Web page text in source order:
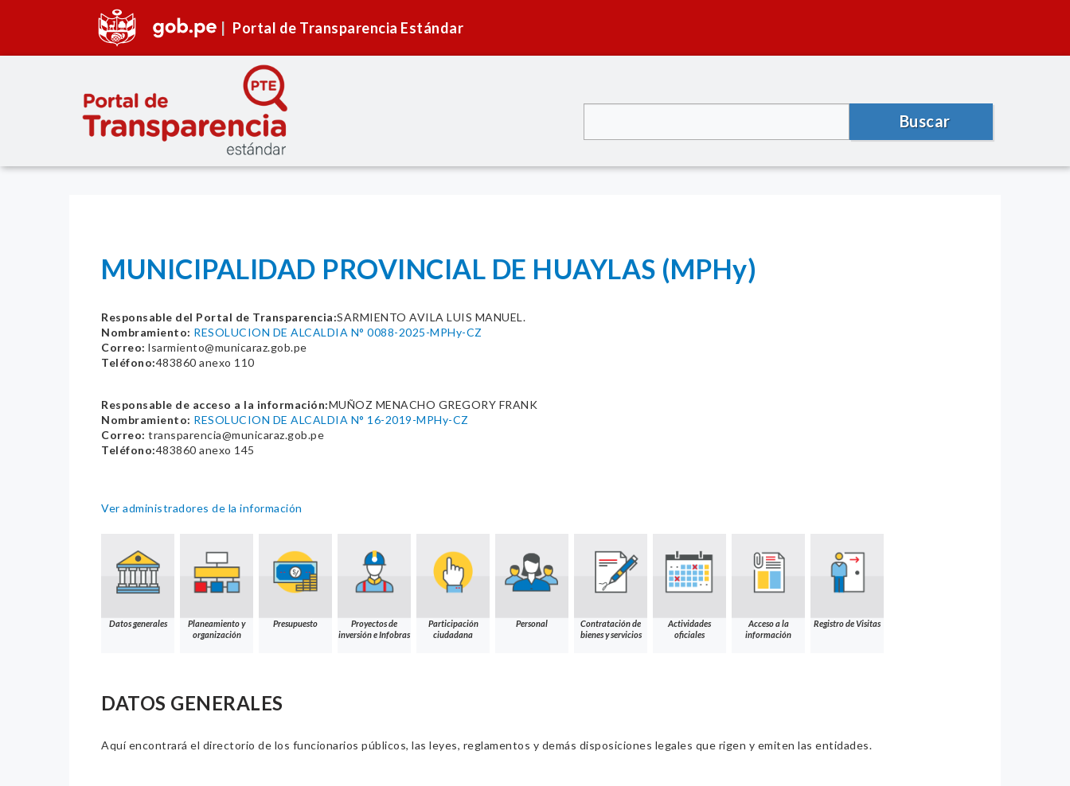
Portal de Transparencia Estándar
Buscar
MUNICIPALIDAD PROVINCIAL DE HUAYLAS (MPHy)
Responsable del Portal de Transparencia:SARMIENTO AVILA LUIS MANUEL.
Nombramiento: RESOLUCION DE ALCALDIA N° 0088-2025-MPHy-CZ
Correo: lsarmiento@municaraz.gob.pe
Teléfono:483860 anexo 110
Responsable de acceso a la información:MUÑOZ MENACHO GREGORY FRANK
Nombramiento: RESOLUCION DE ALCALDIA N° 16-2019-MPHy-CZ
Correo: transparencia@municaraz.gob.pe
Teléfono:483860 anexo 145
Ver administradores de la información
Datos generales
Planeamiento y
organización
Presupuesto
Proyectos de
inversión e Infobras
Participación
ciudadana
Personal
Contratación de
bienes y servicios
Actividades
oficiales
Acceso a la
información
Registro de Visitas
DATOS GENERALES
Aquí encontrará el directorio de los funcionarios públicos, las leyes, reglamentos y demás disposiciones legales que rigen y emiten las entidades.